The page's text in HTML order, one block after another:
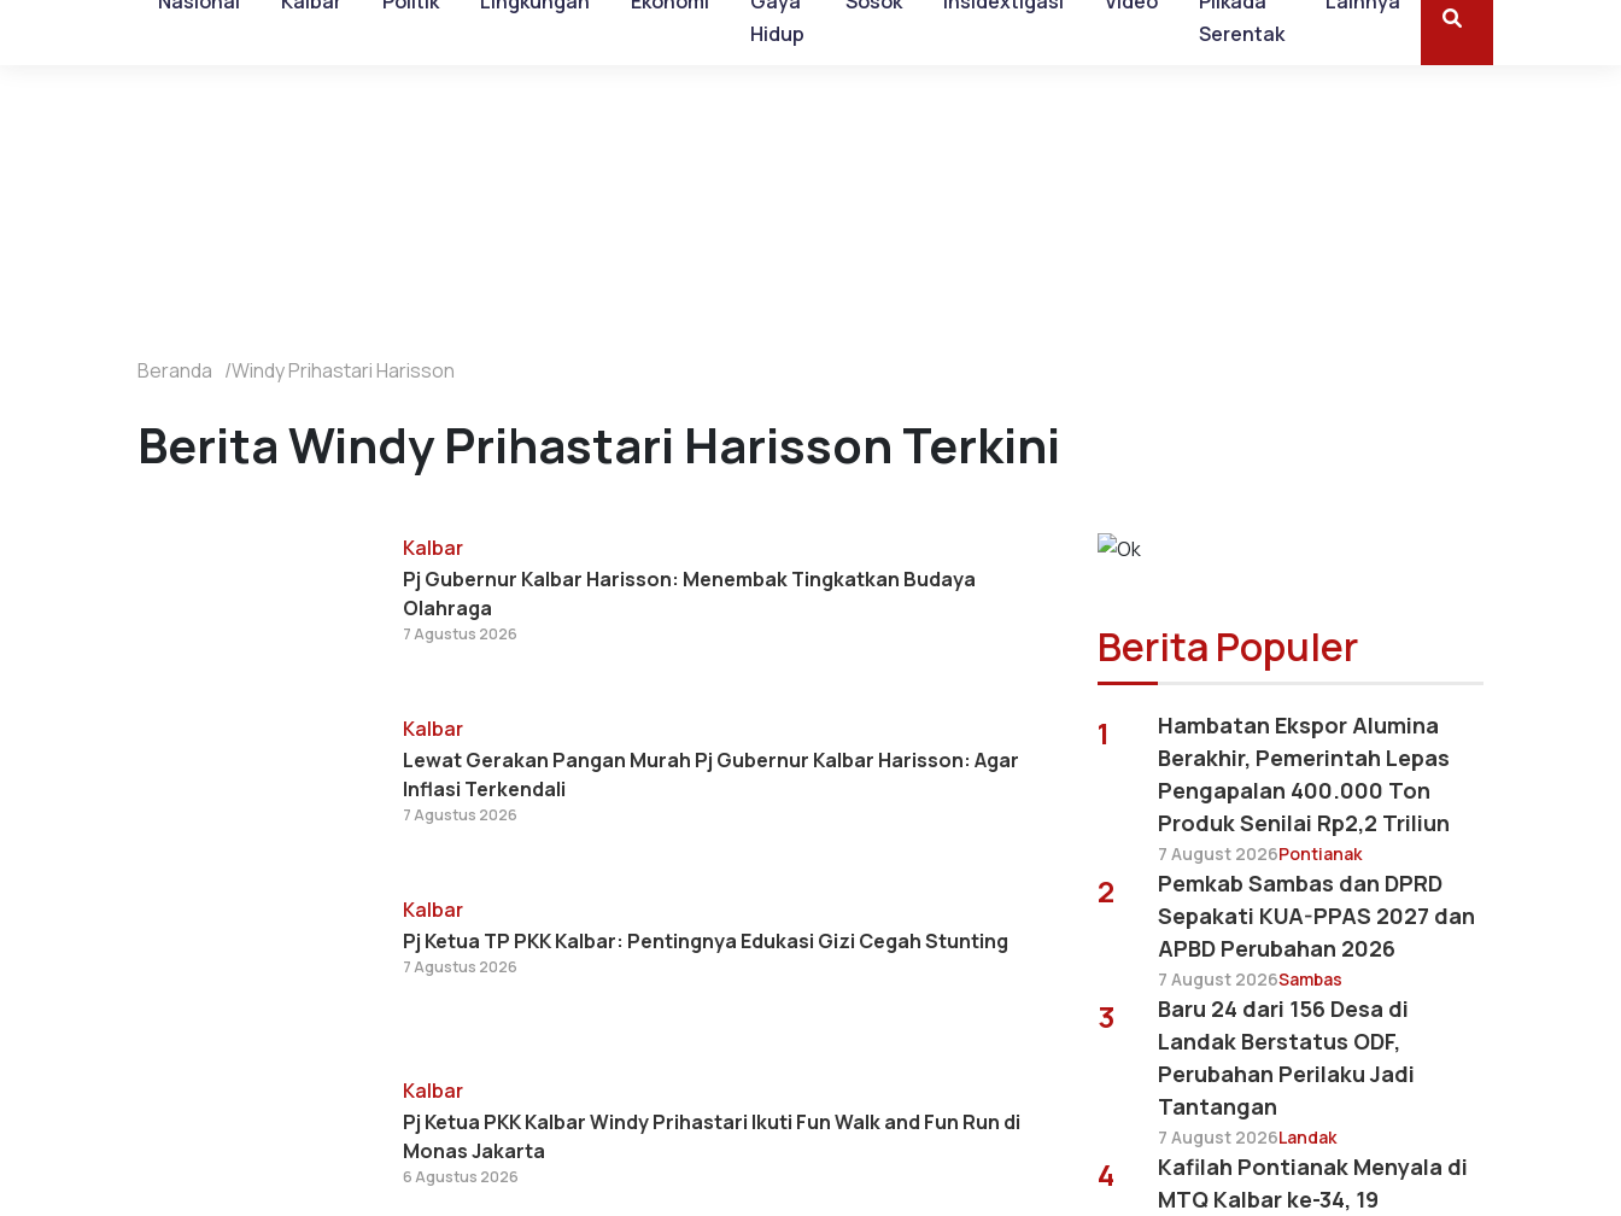
Hidup
Serentak
Beranda Windy Prihastari Harisson
Berita Windy Prihastari Harisson Terkini
Kalbar
Pj Gubernur Kalbar Harisson: Menembak Tingkatkan Budaya
Olahraga
7 Agustus 2026
Kalbar
Lewat Gerakan Pangan Murah Pj Gubernur Kalbar Harisson: Agar
Inflasi Terkendali
7 Agustus 2026
Kalbar
Pj Ketua TP PKK Kalbar: Pentingnya Edukasi Gizi Cegah Stunting
7 Agustus 2026
Kalbar
Pj Ketua PKK Kalbar Windy Prihastari Ikuti Fun Walk and Fun Run di
Monas Jakarta
6 Agustus 2026
Berita Populer
1
Hambatan Ekspor Alumina
Berakhir, Pemerintah Lepas
Pengapalan 400.000 Ton
Produk Senilai Rp2,2 Triliun
7 August 2026Pontianak
2
Pemkab Sambas dan DPRD
Sepakati KUA-PPAS 2027 dan
APBD Perubahan 2026
7 August 2026Sambas
3
Baru 24 dari 156 Desa di
Landak Berstatus ODF,
Perubahan Perilaku Jadi
Tantangan
7 August 2026Landak
4
Kafilah Pontianak Menyala di
MTQ Kalbar ke-34, 19